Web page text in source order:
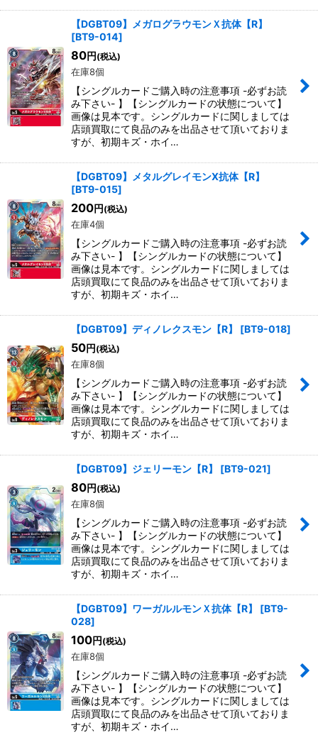
【DGBT09】メガログラウモンＸ抗体【R】
[BT9-014]
80円 (税込)
在庫8個
【シングルカードご購入時の注意事項 -必ずお読
み下さい- 】【シングルカードの状態について】
画像は見本です。シングルカードに関しましては
店頭買取にて良品のみを出品させて頂いておりま
すが、初期キズ・ホイ…
【DGBT09】メタルグレイモンX抗体【R】
[BT9-015]
200円 (税込)
在庫4個
【シングルカードご購入時の注意事項 -必ずお読
み下さい- 】【シングルカードの状態について】
画像は見本です。シングルカードに関しましては
店頭買取にて良品のみを出品させて頂いておりま
すが、初期キズ・ホイ…
【DGBT09】ディノレクスモン【R】 [BT9-018]
50円 (税込)
在庫8個
【シングルカードご購入時の注意事項 -必ずお読
み下さい- 】【シングルカードの状態について】
画像は見本です。シングルカードに関しましては
店頭買取にて良品のみを出品させて頂いておりま
すが、初期キズ・ホイ…
【DGBT09】ジェリーモン【R】 [BT9-021]
80円 (税込)
在庫8個
【シングルカードご購入時の注意事項 -必ずお読
み下さい- 】【シングルカードの状態について】
画像は見本です。シングルカードに関しましては
店頭買取にて良品のみを出品させて頂いておりま
すが、初期キズ・ホイ…
【DGBT09】ワーガルルモンＸ抗体【R】 [BT9-
028]
100円 (税込)
在庫8個
【シングルカードご購入時の注意事項 -必ずお読
み下さい- 】【シングルカードの状態について】
画像は見本です。シングルカードに関しましては
店頭買取にて良品のみを出品させて頂いておりま
すが、初期キズ・ホイ…